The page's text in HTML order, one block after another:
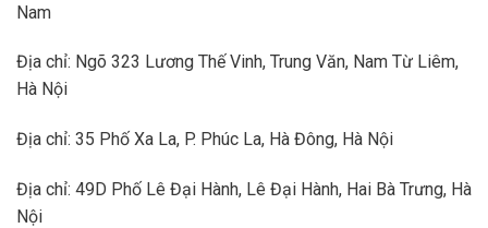
Nam
Địa chỉ: Ngõ 323 Lương Thế Vinh, Trung Văn, Nam Từ Liêm,
Hà Nội
Địa chỉ: 35 Phố Xa La, P. Phúc La, Hà Đông, Hà Nội
Địa chỉ: 49D Phố Lê Đại Hành, Lê Đại Hành, Hai Bà Trưng, Hà
Nội